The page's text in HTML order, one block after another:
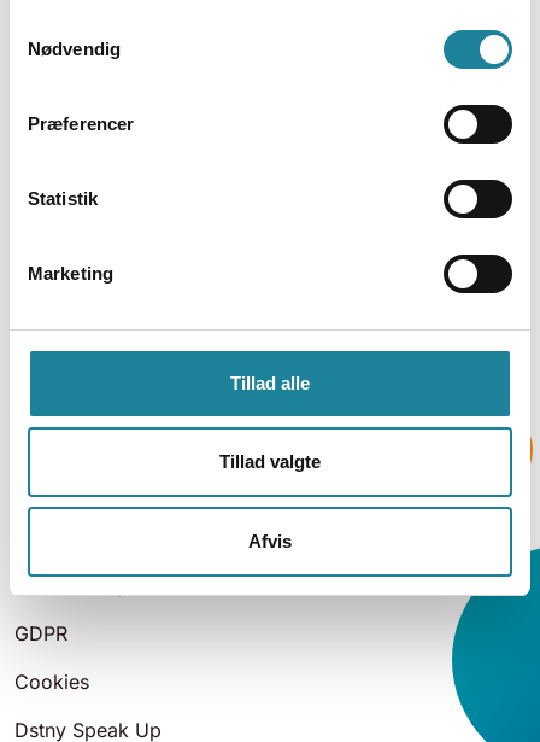
Nødvendig
Præferencer
Statistik
Marketing
Tillad alle
Tillad valgte
Afvis
Har du spørgsmål eller har du brug for hjælp til
tilmelding, er du altid velkommen til at kontakte
bogholderiet på telefon 8888 7747.
GDPR
Cookies
Dstny Speak Up